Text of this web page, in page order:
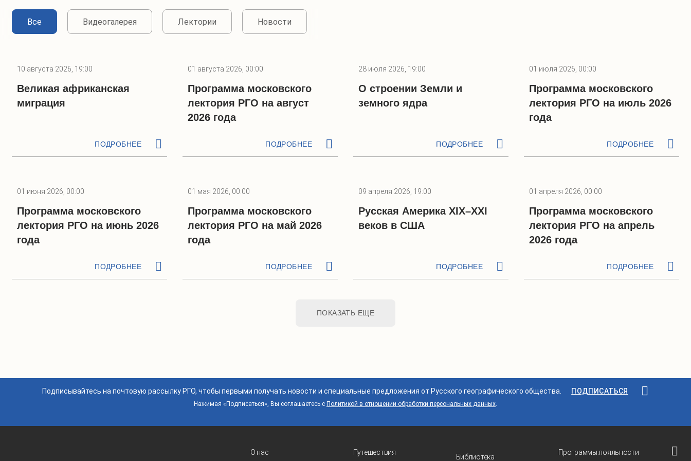
Все Видеогалерея Лектории Новости
10 августа 2026, 19:00
Великая африканская
миграция
ПОДРОБНЕЕ
01 августа 2026, 00:00
Программа московского
лектория РГО на август
2026 года
ПОДРОБНЕЕ
28 июля 2026, 19:00
О строении Земли и
земного ядра
ПОДРОБНЕЕ
01 июля 2026, 00:00
Программа московского
лектория РГО на июль 2026
года
ПОДРОБНЕЕ
01 июня 2026, 00:00
Программа московского
лектория РГО на июнь 2026
года
ПОДРОБНЕЕ
01 мая 2026, 00:00
Программа московского
лектория РГО на май 2026
года
ПОДРОБНЕЕ
09 апреля 2026, 19:00
Русская Америка XIX–XXI
веков в США
ПОДРОБНЕЕ
01 апреля 2026, 00:00
Программа московского
лектория РГО на апрель
2026 года
ПОДРОБНЕЕ
ПОКАЗАТЬ ЕЩЕ
Подписывайтесь на почтовую рассылку РГО, чтобы первыми получать новости и специальные предложения от Русского географического общества. ПОДПИСАТЬСЯ
Нажимая «Подписаться», Вы соглашаетесь с Политикой в отношении обработки персональных данных.
О нас Путешествия
Библиотека
Программы лояльности